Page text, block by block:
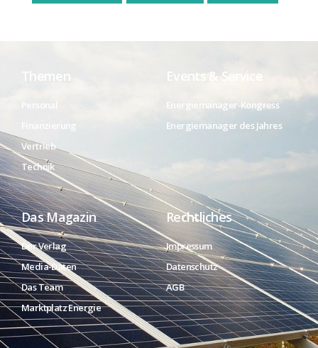
Themen
Finanzierung
Vertrieb
Technik
Events & Service
Energiemanager-Kongress
Energiemanager des Jahres
Das Magazin
Der Verlag
Media-Daten
Das Team
Marktplatz Energie
Rechtliches
Impressum
Datenschutz
AGB